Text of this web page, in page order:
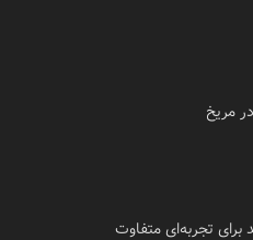
مریخ
برای تجربه‌ای متفاوت